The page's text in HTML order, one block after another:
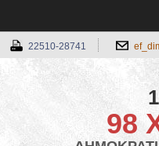
22510-28741
98